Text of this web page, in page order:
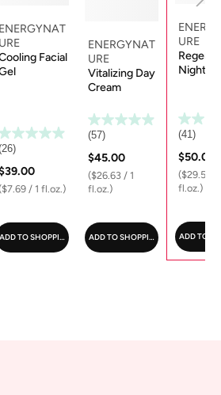
ENERGYNAT
URE
Facial
/ 1 fl.oz.)
ADD TO SHOPPING CART
ENERGYNAT
URE
Vitalizing Day
Cream
(57)
$45.00
($26.63 / 1
fl.oz.)
ADD TO SHOPPING CART
URE
Night
(41)
$50.00
($29.59 /
fl.oz.)
ADD TO